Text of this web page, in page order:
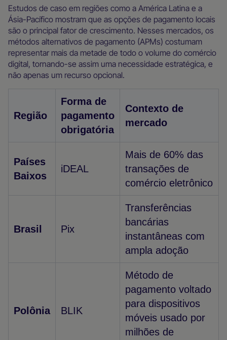
Estudos de caso em regiões como a América Latina e a
Ásia-Pacífico mostram que as opções de pagamento locais
são o principal fator de crescimento. Nesses mercados, os
métodos alternativos de pagamento (APMs) costumam
representar mais da metade de todo o volume do comércio
digital, tornando-se assim uma necessidade estratégica, e
não apenas um recurso opcional.
Região
Forma de
pagamento
obrigatória
Contexto de
mercado
Países
Baixos
iDEAL
Mais de 60% das
transações de
comércio eletrônico
Brasil Pix
Transferências
bancárias
instantâneas com
ampla adoção
Polônia BLIK
Método de
pagamento voltado
para dispositivos
móveis usado por
milhões de